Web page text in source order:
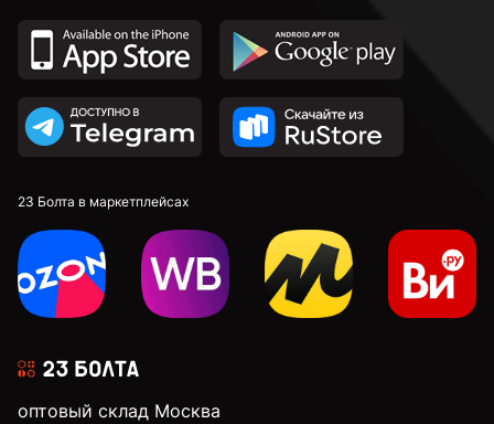
23 Болта в маркетплейсах
оптовый склад Москва